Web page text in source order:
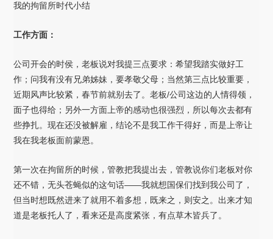
我的拘留所时代小结
工作方面：
公司开会的时侯，老板说对我提三点要求：希望我踏实做好工
作；问我有没有兄弟姊妹，要孝敬父母；当然第三点比较重要，
近期风声比较紧，春节前就别去了。老板/公司这边的人情得领，
面子也得给；另外一方面上帝的感动也很强烈，所以每次去都有
些挣扎。现在还没被解雇，结论不是我工作干得好，而是上帝让
我在我老板面前蒙恩。
第一次在拘留所的时候，管教把我提出去，管教说你们老板对你
还不错，无头苍蝇似的这句话——我就想国保们找到我公司了，
但当时想既然进来了就用不着多想，既来之，则安之。出来才知
道是老板托人了，看来还是高度紧张，有点草木皆兵了。